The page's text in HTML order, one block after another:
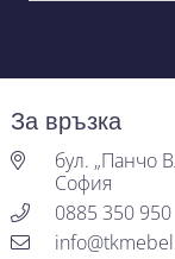
За връзка
бул. „Панчо
София
0885 350 950